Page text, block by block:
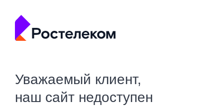
Уважаемый клиент,
наш сайт недоступен